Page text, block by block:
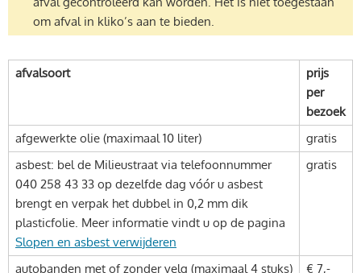
om afval in kliko’s aan te bieden.
afvalsoort
prijs
per
bezoek
afgewerkte olie (maximaal 10 liter)
gratis
asbest: bel de Milieustraat via telefoonnummer
040 258 43 33 op dezelfde dag vóór u asbest
brengt en verpak het dubbel in 0,2 mm dik
plasticfolie. Meer informatie vindt u op de pagina
Slopen en asbest verwijderen
gratis
autobanden met of zonder velg (maximaal 4 stuks)
€ 7,-